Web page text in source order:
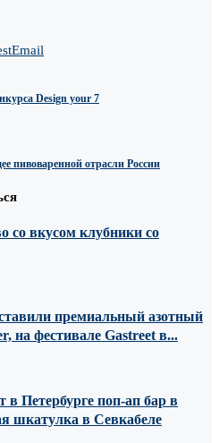
Email
Design your 7
пивоваренной отрасли России
со вкусом клубники со
премиальный азотный
на фестивале Gastreet в...
Петербурге поп-ап бар в
шкатулка в Севкабеле